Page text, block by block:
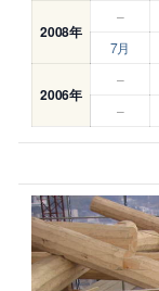
2008年
–
7月
2006年
–
–